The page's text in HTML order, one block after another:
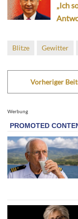
„Ich
Blitze Gewitter
Vorheriger
Werbung